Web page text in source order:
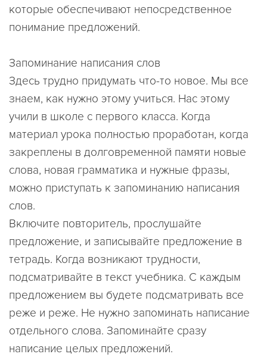
которые обеспечивают непосредственное
понимание предложений.
Запоминание написания слов
Здесь трудно придумать что-то новое. Мы все
знаем, как нужно этому учиться. Нас этому
учили в школе с первого класса. Когда
материал урока полностью проработан, когда
закреплены в долговременной памяти новые
слова, новая грамматика и нужные фразы,
можно приступать к запоминанию написания
слов.
Включите повторитель, прослушайте
предложение, и записывайте предложение в
тетрадь. Когда возникают трудности,
подсматривайте в текст учебника. С каждым
предложением вы будете подсматривать все
реже и реже. Не нужно запоминать написание
отдельного слова. Запоминайте сразу
написание целых предложений.